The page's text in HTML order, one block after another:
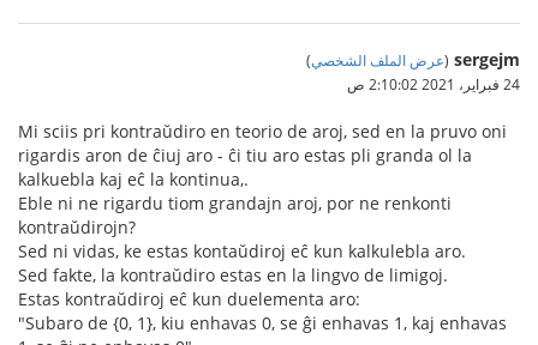
sergejm
(عرض الملف الشخصي)
24 فبراير، 2021 2:10:02 ص
Mi sciis pri kontraŭdiro en teorio de aroj, sed en la pruvo oni
rigardis aron de ĉiuj aro - ĉi tiu aro estas pli granda ol la
kalkuebla kaj eĉ la kontinua,.
Eble ni ne rigardu tiom grandajn aroj, por ne renkonti
kontraŭdirojn?
Sed ni vidas, ke estas kontaŭdiroj eĉ kun kalkulebla aro.
Sed fakte, la kontraŭdiro estas en la lingvo de limigoj.
Estas kontraŭdiroj eĉ kun duelementa aro:
"Subaro de {0, 1}, kiu enhavas 0, se ĝi enhavas 1, kaj enhavas